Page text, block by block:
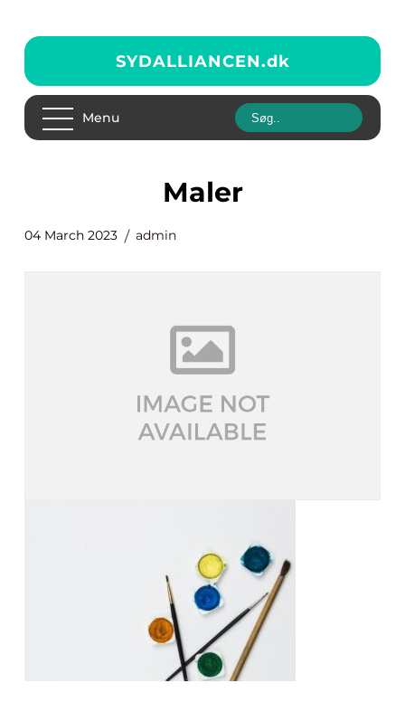
SYDALLIANCEN.dk
Menu
maler
04 March 2023 admin